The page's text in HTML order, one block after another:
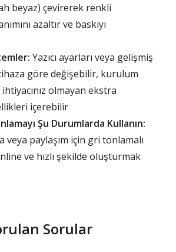
beyaz) çevirerek renkli
azaltır ve baskıyı
Yazıcı ayarları veya gelişmiş
göre değişebilir, kurulum
olmayan ekstra
içerebilir
Şu Durumlarda Kullanın:
veya paylaşım için gri tonlamalı
ve hızlı şekilde oluşturmak
Sorular